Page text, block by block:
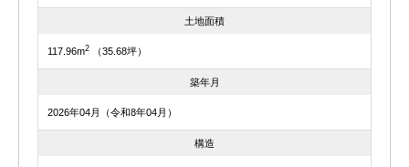
土地面積
117.96m2 （35.68坪）
築年月
2026年04月（令和8年04月）
構造